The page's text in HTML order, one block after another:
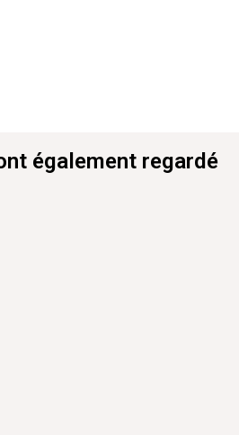
également regardé